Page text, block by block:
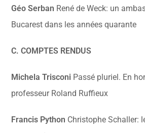
Géo Serban René de Weck: un
Bucarest dans les années quarante
C. COMPTES RENDUS
Michela Trisconi Passé pluriel. En
professeur Roland Ruffieux
Francis Python Christophe Schaller: